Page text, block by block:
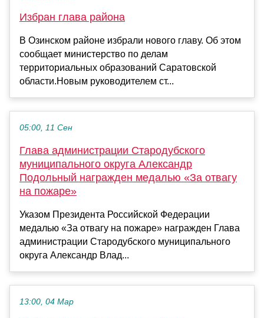
Избран глава района
В Озинском районе избрали нового главу. Об этом
сообщает министерство по делам
территориальных образований Саратовской
области.Новым руководителем ст...
05:00, 11 Сен
Глава администрации Стародубского
муниципального округа Александр
Подольный награжден медалью «За отвагу
на пожаре»
Указом Президента Российской Федерации
медалью «За отвагу на пожаре» награжден Глава
администрации Стародубского муниципального
округа Александр Влад...
13:00, 04 Мар